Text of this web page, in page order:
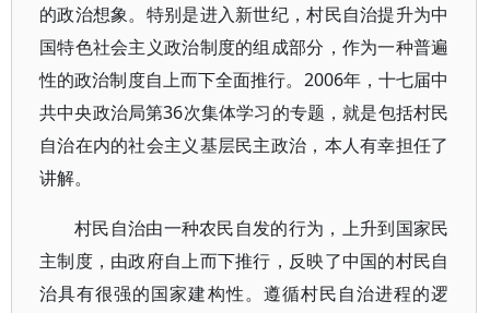
的政治想象。特别是进入新世纪，村民自治提升为中
国特色社会主义政治制度的组成部分，作为一种普遍
性的政治制度自上而下全面推行。2006年，十七届中
共中央政治局第36次集体学习的专题，就是包括村民
自治在内的社会主义基层民主政治，本人有幸担任了
讲解。
村民自治由一种农民自发的行为，上升到国家民
主制度，由政府自上而下推行，反映了中国的村民自
治具有很强的国家建构性。遵循村民自治进程的逻